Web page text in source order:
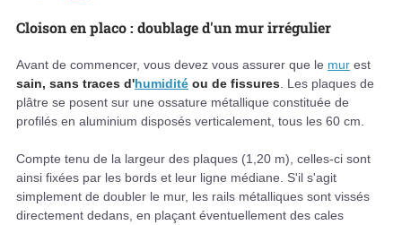
Cloison en placo : doublage d'un mur irrégulier
Avant de commencer, vous devez vous assurer que le mur est
sain, sans traces d'humidité ou de fissures . Les plaques de
plâtre se posent sur une ossature métallique constituée de
profilés en aluminium disposés verticalement, tous les 60 cm.
Compte tenu de la largeur des plaques (1,20 m), celles-ci sont
ainsi fixées par les bords et leur ligne médiane. S'il s'agit
simplement de doubler le mur, les rails métalliques sont vissés
directement dedans, en plaçant éventuellement des cales